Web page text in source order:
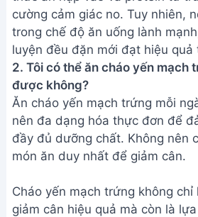
cường cảm giác no. Tuy nhiên,
trong chế độ ăn uống lành
luyện đều đặn mới đạt hiệu quả
2. Tôi có thể ăn cháo yến mạch
được không?
Ăn cháo yến mạch trứng mỗi
nên đa dạng hóa thực đơn để
đầy đủ dưỡng chất. Không nên
món ăn duy nhất để giảm cân.
Cháo yến mạch trứng không chỉ
giảm cân hiệu quả mà còn là